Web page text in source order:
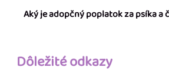
Aký je adopčný poplatok za psíka a
Dôležité odkazy